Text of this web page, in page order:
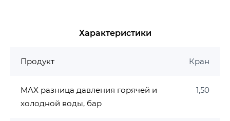
Характеристики
Продукт Кран
MAX разница давления горячей и
холодной воды, бар
1,50